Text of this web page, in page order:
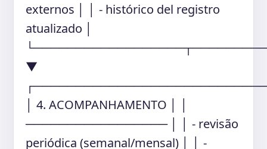
externos │ │ - histórico del registro
atualizado │
▼
│ 4. ACOMPANHAMENTO │ │
───────────────── │ │ - revisão
periódica (semanal/mensal) │ │ -